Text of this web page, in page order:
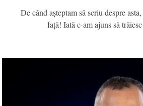
De când așteptam să scriu despre
față! Iată c-am ajuns să